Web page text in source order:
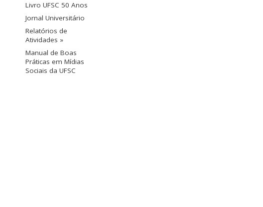
Livro UFSC 50 Anos
Jornal Universitário
Relatórios de
Atividades »
Manual de Boas
Práticas em Mídias
Sociais da UFSC